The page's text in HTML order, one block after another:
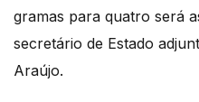
gramas para quatro será
secretário de Estado
Araújo.